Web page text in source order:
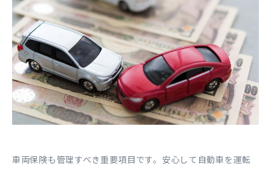
車両保険も管理すべき重要項目です。安心して自動車を運転